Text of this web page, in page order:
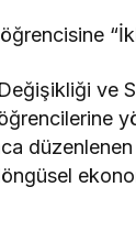
ve